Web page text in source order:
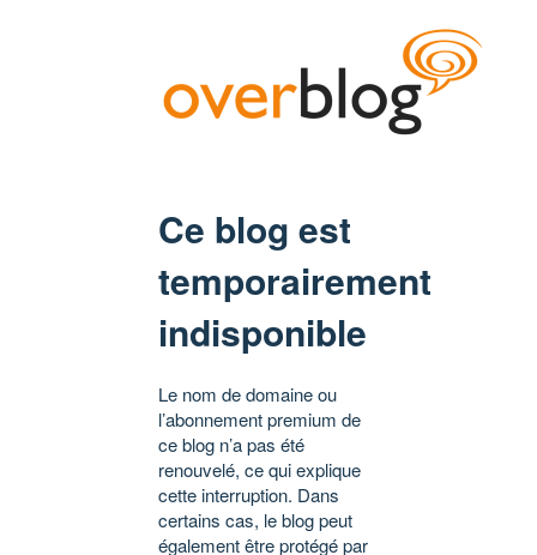
Ce blog est
temporairement
indisponible
Le nom de domaine ou
l’abonnement premium de
ce blog n’a pas été
renouvelé, ce qui explique
cette interruption. Dans
certains cas, le blog peut
également être protégé par